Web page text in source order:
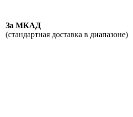
За МКАД
(стандартная доставка в диапазоне)